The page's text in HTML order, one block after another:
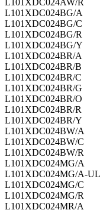
L101XDC024AW/R
L101XDC024BG/A
L101XDC024BG/C
L101XDC024BG/R
L101XDC024BG/Y
L101XDC024BR/A
L101XDC024BR/B
L101XDC024BR/C
L101XDC024BR/G
L101XDC024BR/O
L101XDC024BR/R
L101XDC024BR/Y
L101XDC024BW/A
L101XDC024BW/C
L101XDC024BW/R
L101XDC024MG/A
L101XDC024MG/A-UL
L101XDC024MG/C
L101XDC024MG/R
L101XDC024MR/A